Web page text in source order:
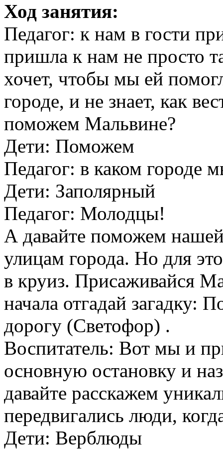
Ход занятия:
Педагог: к нам в гости
пришла к нам не просто
хочет, чтобы мы ей
городе, и не знает, как
поможем Мальвине?
Дети: Поможем
Педагог: в каком городе
Дети: Заполярный
Педагог: Молодцы!
А давайте поможем нашей
улицам города. Но для
в круиз. Присаживайся
начала отгадай загадку:
дорогу (Светофор) .
Воспитатель: Вот мы и
основную остановку и
давайте расскажем
передвигались люди,
Дети: Верблюды